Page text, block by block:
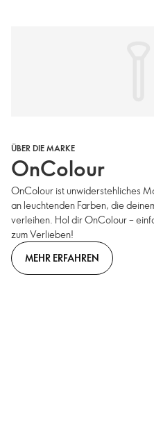
ÜBER DIE MARKE
OnColour
OnColour ist unwiderstehliches
an leuchtenden Farben, die
verleihen. Hol dir OnColour –
zum Verlieben!
MEHR ERFAHREN